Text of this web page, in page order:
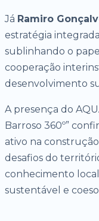
Já Ramiro
estratégia
sublinhando o
cooperação
desenvolvimento
A presença do
Barroso 360º”
ativo na
desafios do
conhecimento
sustentável e